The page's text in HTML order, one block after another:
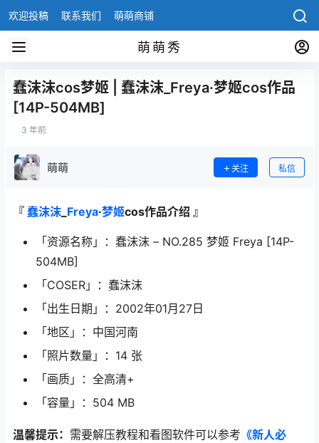
欢迎投稿 联系我们 萌萌商铺
萌萌秀
蠢沫沫cos梦姬 | 蠢沫沫_Freya·梦姬cos作品
[14P-504MB]
3 年前
萌萌 关注 私信
『 蠢沫沫 Freya·梦姬cos作品介绍 』
「资源名称」：蠢沫沫 – NO.285 梦姬 Freya [14P-
504MB]
「COSER」：蠢沫沫
「出生日期」：2002年01月27日
「地区」：中国河南
「照片数量」：14 张
「画质」：全高清+
「容量」：504 MB
温馨提示： 需要解压教程和看图软件可以参考 《新人必